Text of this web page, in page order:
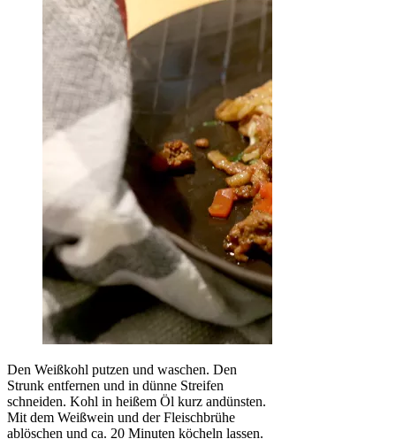
Den Weißkohl putzen und waschen. Den
Strunk entfernen und in dünne Streifen
schneiden. Kohl in heißem Öl kurz andünsten.
Mit dem Weißwein und der Fleischbrühe
ablöschen und ca. 20 Minuten köcheln lassen.